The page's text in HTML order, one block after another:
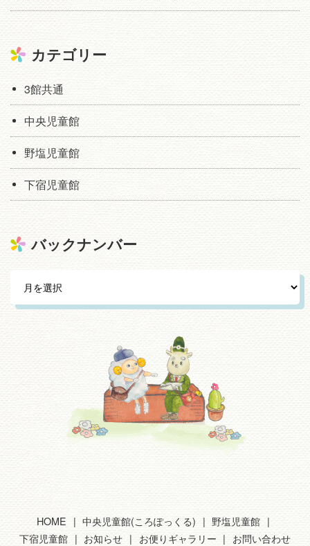
カテゴリー
3館共通
中央児童館
野塩児童館
下宿児童館
バックナンバー
HOME 中央児童館(ころぽっくる)
野塩児童館
下宿児童館
お知らせ お便りギャラリー お問い合わせ